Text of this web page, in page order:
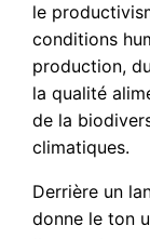
le
conditions
production,
la qualité
de la
climatiques.
Derrière un
donne le ton